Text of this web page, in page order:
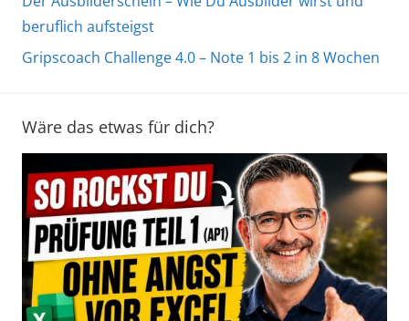
beruflich aufsteigst
Gripscoach Challenge 4.0 – Note 1 bis 2 in 8 Wochen
Wäre das etwas für dich?